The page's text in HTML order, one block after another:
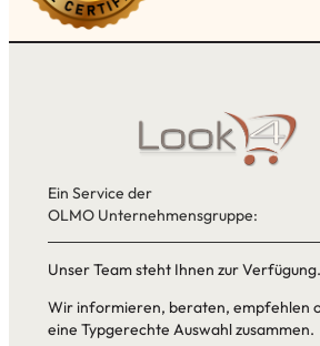
Ein Service der
OLMO Unternehmensgruppe:
Unser Team steht Ihnen zur Verfügung.
Wir informieren, beraten, empfehlen
eine Typgerechte Auswahl zusammen.